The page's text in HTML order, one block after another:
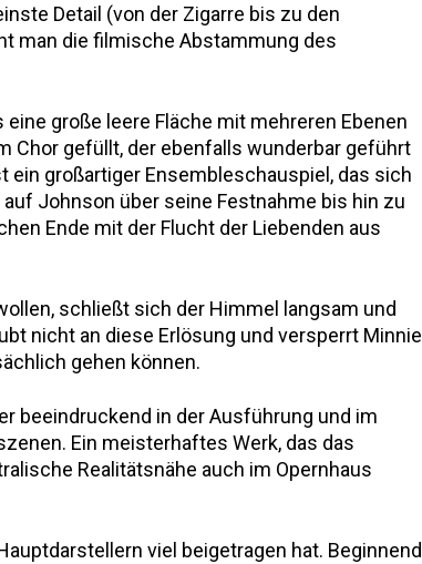
Detail (von der Zigarre bis zu den
man die filmische Abstammung des
große leere Fläche mit mehreren Ebenen
Chor gefüllt, der ebenfalls wunderbar geführt
ein großartiger Ensembleschauspiel, das sich
Johnson über seine Festnahme bis hin zu
Ende mit der Flucht der Liebenden aus
schließt sich der Himmel langsam und
nicht an diese Erlösung und versperrt Minnie
gehen können.
beeindruckend in der Ausführung und im
Ein meisterhaftes Werk, das das
Realitätsnähe auch im Opernhaus
viel beigetragen hat. Beginnend